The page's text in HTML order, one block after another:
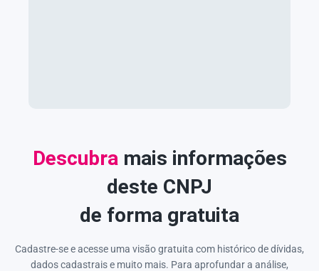
Descubra mais informações
deste CNPJ
de forma gratuita
Cadastre-se e acesse uma visão gratuita com histórico de dívidas,
dados cadastrais e muito mais. Para aprofundar a análise,